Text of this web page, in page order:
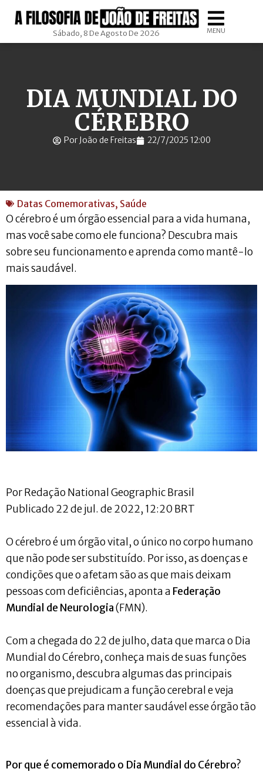
Sábado, 8 De Agosto De 2026 MENU
DIA MUNDIAL DO
CÉREBRO
Por João de Freitas 22/7/2025 12:00
Datas Comemorativas, Saúde
O cérebro é um órgão essencial para a vida humana,
mas você sabe como ele funciona? Descubra mais
sobre seu funcionamento e aprenda como mantê-lo
mais saudável.
Por Redação National Geographic Brasil
Publicado 22 de jul. de 2022, 12:20 BRT
O cérebro é um órgão vital, o único no corpo humano
que não pode ser substituído. Por isso, as doenças e
condições que o afetam são as que mais deixam
pessoas com deficiências, aponta a Federação
Mundial de Neurologia(FMN).
Com a chegada do 22 de julho, data que marca o Dia
Mundial do Cérebro, conheça mais de suas funções
no organismo, descubra algumas das principais
doenças que prejudicam a função cerebral e veja
recomendações para manter saudável esse órgão tão
essencial à vida.
Por que é comemorado o Dia Mundial do Cérebro?